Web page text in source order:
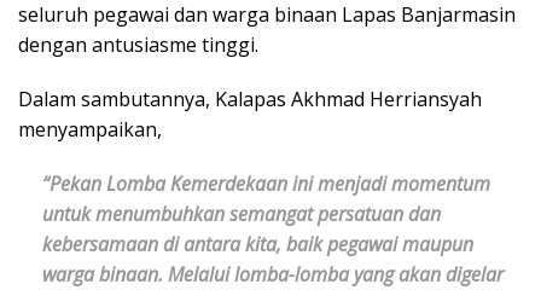
seluruh pegawai dan warga binaan Lapas Banjarmasin
dengan antusiasme tinggi.
Dalam sambutannya, Kalapas Akhmad Herriansyah
menyampaikan,
“Pekan Lomba Kemerdekaan ini menjadi momentum
untuk menumbuhkan semangat persatuan dan
kebersamaan di antara kita, baik pegawai maupun
warga binaan. Melalui lomba-lomba yang akan digelar